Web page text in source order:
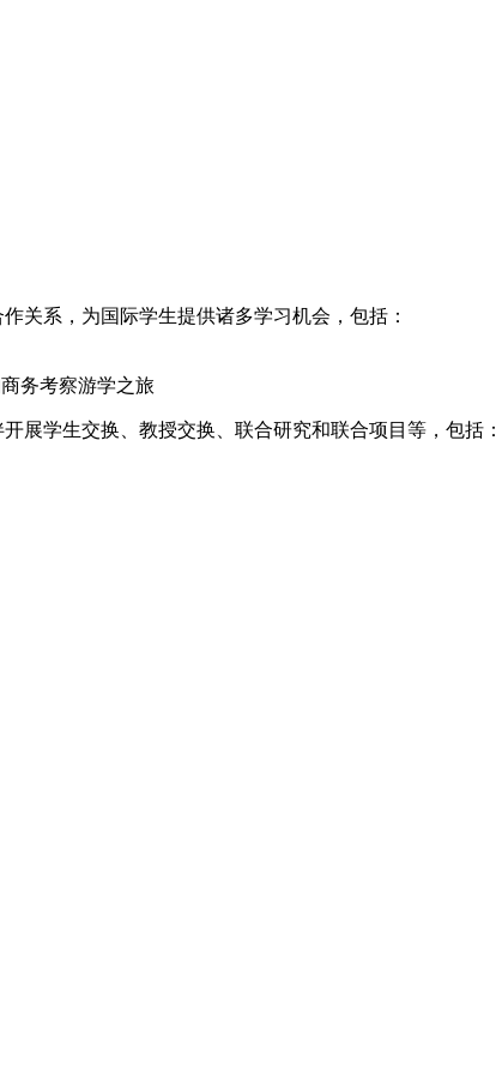
关系，为国际学生提供诸多学习机会，包括：
务考察游学之旅
展学生交换、教授交换、联合研究和联合项目等，包括：